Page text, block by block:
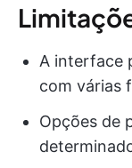
A interface
com várias
Opções de